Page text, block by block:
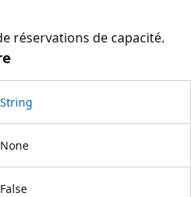
réservations de capacité.
String
None
False